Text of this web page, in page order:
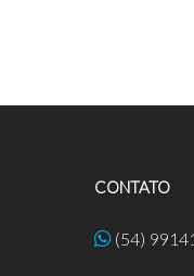
CONTATO
(54)